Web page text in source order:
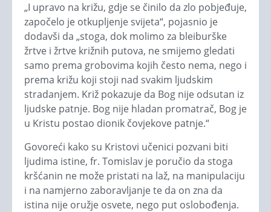
„I upravo na križu, gdje se činilo da zlo pobjeđuje,
započelo je otkupljenje svijeta“, pojasnio je
dodavši da „stoga, dok molimo za bleiburške
žrtve i žrtve križnih putova, ne smijemo gledati
samo prema grobovima kojih često nema, nego i
prema križu koji stoji nad svakim ljudskim
stradanjem. Križ pokazuje da Bog nije odsutan iz
ljudske patnje. Bog nije hladan promatrač, Bog je
u Kristu postao dionik čovjekove patnje.“
Govoreći kako su Kristovi učenici pozvani biti
ljudima istine, fr. Tomislav je poručio da stoga
kršćanin ne može pristati na laž, na manipulaciju
i na namjerno zaboravljanje te da on zna da
istina nije oružje osvete, nego put oslobođenja.